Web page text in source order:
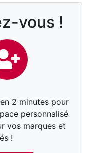
vous !
2 minutes pour
personnalisé
vos marques et
!